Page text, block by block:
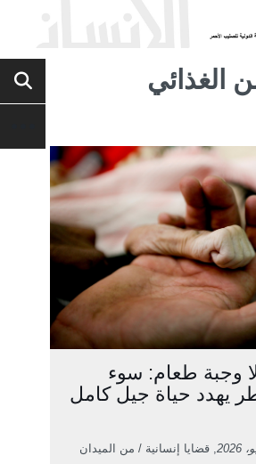
الغذائي
وجبة طعام: سوء
يهدد حياة جيل كامل
, قضايا إنسانية / من الميدان